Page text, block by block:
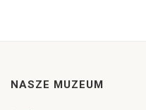
NASZE MUZEUM